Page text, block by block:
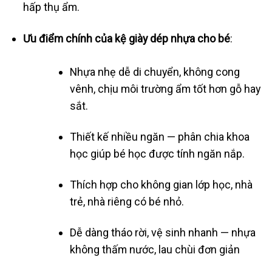
hấp thụ ẩm.
Ưu điểm chính của kệ giày dép nhựa cho bé:
Nhựa nhẹ dễ di chuyển, không cong
vênh, chịu môi trường ẩm tốt hơn gỗ hay
sắt.
Thiết kế nhiều ngăn — phân chia khoa
học giúp bé học được tính ngăn nắp.
Thích hợp cho không gian lớp học, nhà
trẻ, nhà riêng có bé nhỏ.
Dễ dàng tháo rời, vệ sinh nhanh — nhựa
không thấm nước, lau chùi đơn giản